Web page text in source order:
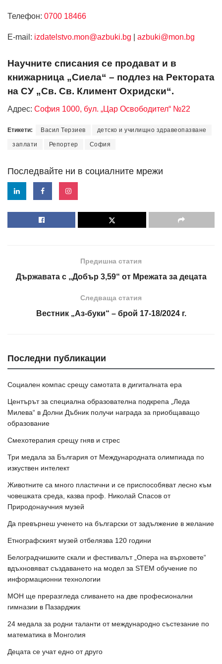
Телефон: 0700 18466
Е-mail: izdatelstvo.mon@azbuki.bg azbuki@mon.bg
Научните списания се продават и в
книжарница „Сиела“ – подлез на Ректората
на СУ „Св. Св. Климент Охридски“.
Адрес: София 1000, бул. „Цар Освободител“ №22
Етикети: Васил Терзиев детско и училищно здравеопазване
заплати Репортер София
Последвайте ни в социалните мрежи
Предишна статия
Държавата с „Добър 3,59“ от Мрежата за децата
Следваща статия
Вестник „Аз-буки“ – брой 17-18/2024 г.
Последни публикации
Социален компас срещу самотата в дигиталната ера
Центърът за специална образователна подкрепа „Леда
Милева“ в Долни Дъбник получи награда за приобщаващо
образование
Смехотерапия срещу гняв и стрес
Три медала за България от Международната олимпиада по
изкуствен интелект
Животните са много пластични и се приспособяват лесно към
човешката среда, казва проф. Николай Спасов от
Природонаучния музей
Да превърнеш ученето на български от задължение в желание
Етнографският музей отбелязва 120 години
Белоградчишките скали и фестивалът „Опера на върховете“
вдъхновяват създаването на модел за STEM обучение по
информационни технологии
МОН ще преразгледа сливането на две професионални
гимназии в Пазарджик
24 медала за родни таланти от международно състезание по
математика в Монголия
Децата се учат едно от друго